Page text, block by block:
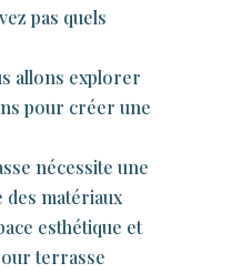
pas quels
allons explorer
pour créer une
nécessite une
des matériaux
esthétique et
terrasse